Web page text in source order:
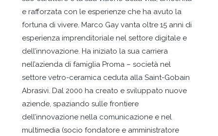
e rafforzata con le esperienze che ha avuto la
fortuna di vivere. Marco Gay vanta oltre 15 anni di
esperienza imprenditoriale nel settore digitale e
dell’innovazione. Ha iniziato la sua carriera
nell’azienda di famiglia Proma – società nel
settore vetro-ceramica ceduta alla Saint-Gobain
Abrasivi. Dal 2000 ha creato e sviluppato nuove
aziende, spaziando sulle frontiere
dell’innovazione nella comunicazione e nel
multimedia (socio fondatore e amministratore